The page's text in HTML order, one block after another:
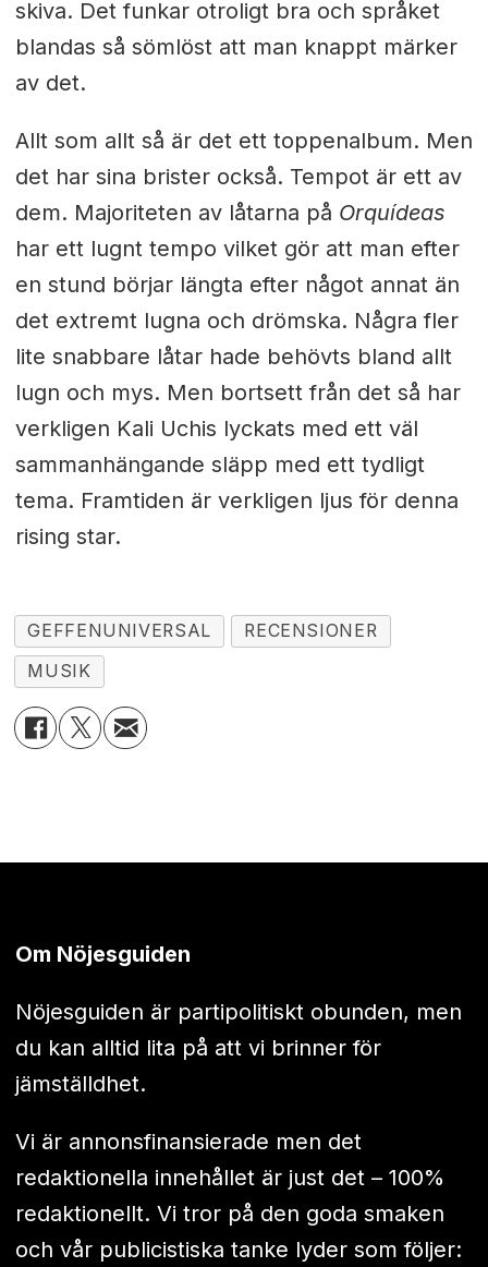
skiva. Det funkar otroligt bra och språket
blandas så sömlöst att man knappt märker
av det.
Allt som allt så är det ett toppenalbum. Men
det har sina brister också. Tempot är ett av
dem. Majoriteten av låtarna på Orquídeas
har ett lugnt tempo vilket gör att man efter
en stund börjar längta efter något annat än
det extremt lugna och drömska. Några fler
lite snabbare låtar hade behövts bland allt
lugn och mys. Men bortsett från det så har
verkligen Kali Uchis lyckats med ett väl
sammanhängande släpp med ett tydligt
tema. Framtiden är verkligen ljus för denna
rising star.
GEFFENUNIVERSAL
RECENSIONER
MUSIK
Om Nöjesguiden
Nöjesguiden är partipolitiskt obunden, men
du kan alltid lita på att vi brinner för
jämställdhet.
Vi är annonsfinansierade men det
redaktionella innehållet är just det – 100%
redaktionellt. Vi tror på den goda smaken
och vår publicistiska tanke lyder som följer: